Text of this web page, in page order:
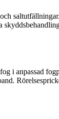
i anpassad